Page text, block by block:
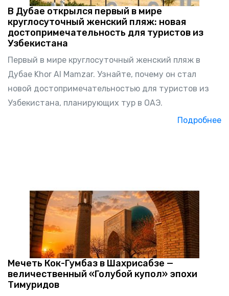
В Дубае открылся первый в мире
круглосуточный женский пляж: новая
достопримечательность для туристов из
Узбекистана
Первый в мире круглосуточный женский пляж в
Дубае Khor Al Mamzar. Узнайте, почему он стал
новой достопримечательностью для туристов из
Узбекистана, планирующих тур в ОАЭ.
Подробнее
Мечеть Кок-Гумбаз в Шахрисабзе —
величественный «Голубой купол» эпохи
Тимуридов